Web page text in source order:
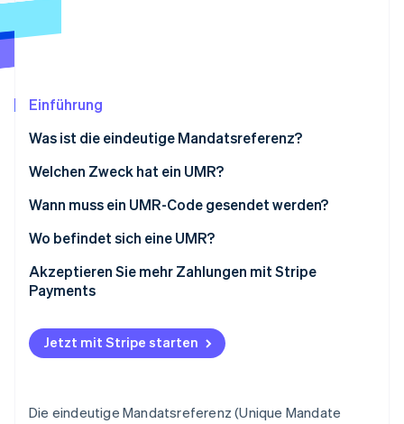
Betrugsprävention
Atlas
Online-Identitätsprüfung
Stripe-Sessions 2026
Jetzt ansehen
Einführung
Was ist die eindeutige Mandatsreferenz?
Was ist das UMR-Format?
Welchen Zweck hat ein UMR?
Wann muss ein UMR-Code gesendet werden?
Wo befindet sich eine UMR?
Akzeptieren Sie mehr Zahlungen mit Stripe
Payments
Jetzt mit Stripe starten
Die eindeutige Mandatsreferenz (Unique Mandate